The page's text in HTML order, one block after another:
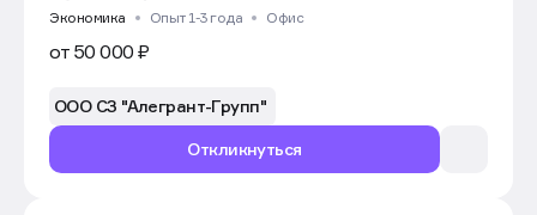
Экономика Опыт 1-3 года Офис
от 50 000 ₽
Откликнуться
ООО СЗ "Алегрант-Групп"